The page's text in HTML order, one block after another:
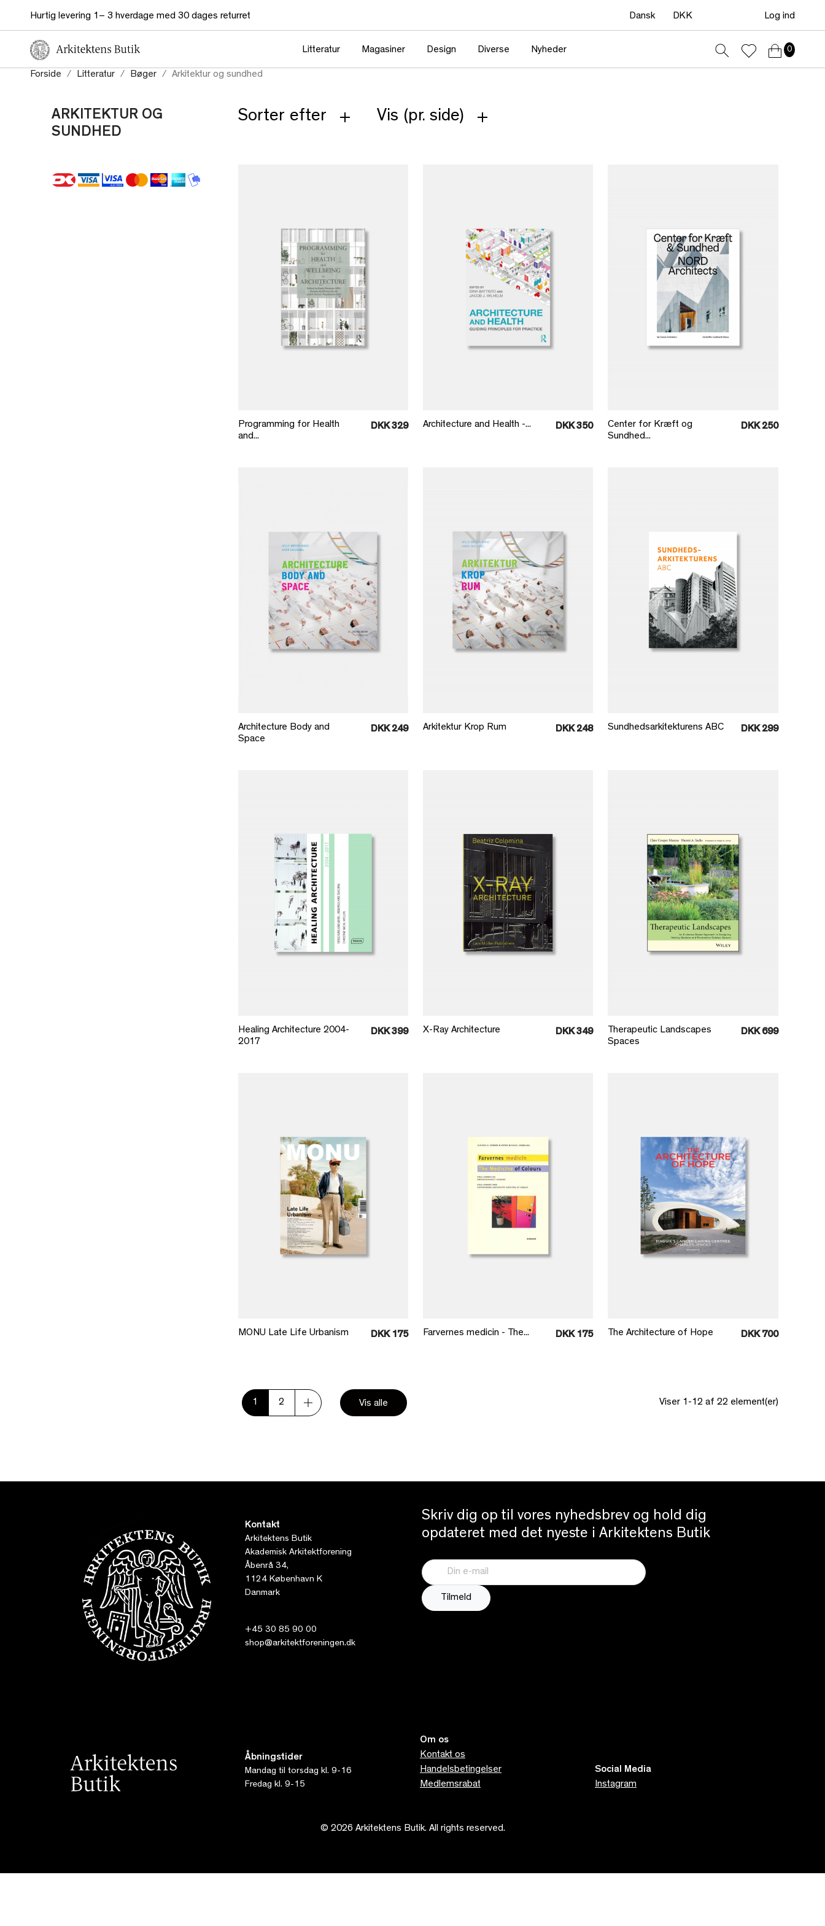
Hurtig levering 1– 3 hverdage med 30 dages returret Dansk DKK Log ind
Litteratur Magasiner Design Diverse Nyheder 0
Forside Litteratur Bøger Arkitektur og sundhed
ARKITEKTUR OG
SUNDHED
Sorter efter Vis (pr. side)
Programming for Health
and...
DKK 329 Architecture and Health -... DKK 350
Center for Kræft og
Sundhed...
DKK 250
Architecture Body and
Space
DKK 249 Arkitektur Krop Rum DKK 248 Sundhedsarkitekturens ABC DKK 299
Healing Architecture 2004-
2017
DKK 399 X-Ray Architecture DKK 349
Therapeutic Landscapes
Spaces
DKK 699
MONU Late Life Urbanism DKK 175 Farvernes medicin - The... DKK 175 The Architecture of Hope DKK 700
1 2 Vis alle Viser 1-12 af 22 element(er)
Kontakt
Arkitektens Butik
Akademisk Arkitektforening
Åbenrå 34,
1124 København K
Danmark
+45 30 85 90 00
shop@arkitektforeningen.dk
Skriv dig op til vores nyhedsbrev og hold dig
opdateret med det nyeste i Arkitektens Butik
Åbningstider
Mandag til torsdag kl. 9-16
Fredag kl. 9-15
Om os
Kontakt os
Handelsbetingelser
Medlemsrabat
Social Media
Instagram
© 2026 Arkitektens Butik. All rights reserved.